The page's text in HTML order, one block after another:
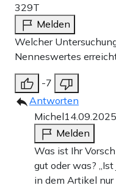
329T
Melden
Welcher
Nenneswertes
-7
Antworten
Michel
Melden
Was ist Ihr
gut oder was? „Ist
in dem Artikel